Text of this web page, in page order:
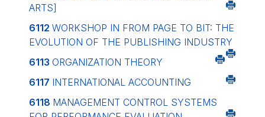
ARTS]
6112 WORKSHOP IN FROM PAGE TO BIT: THE
EVOLUTION OF THE PUBLISHING INDUSTRY
6113 ORGANIZATION THEORY
6117 INTERNATIONAL ACCOUNTING
6118 MANAGEMENT CONTROL SYSTEMS